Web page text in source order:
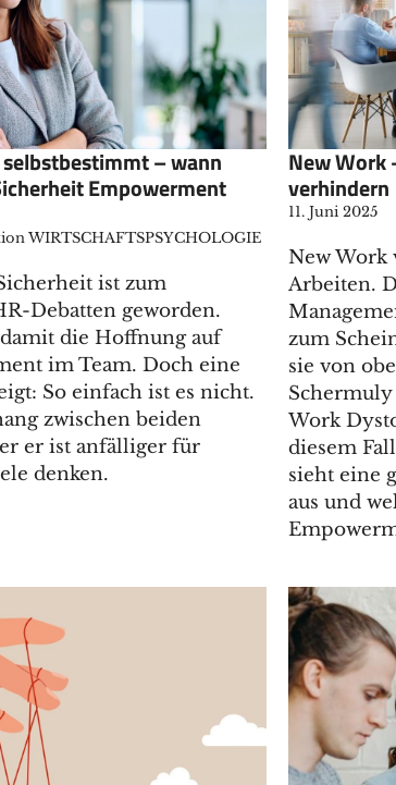
– wann
Empowerment
WIRTSCHAFTSPSYCHOLOGIE
ist zum
Debatten geworden.
die Hoffnung auf
im Team. Doch eine
So einfach ist es nicht.
zwischen beiden
er ist anfälliger für
denken.
New Work
verhindern
11. Juni 2025
New Work
Arbeiten.
zum
sie von
Work
diesem
sieht eine
aus und